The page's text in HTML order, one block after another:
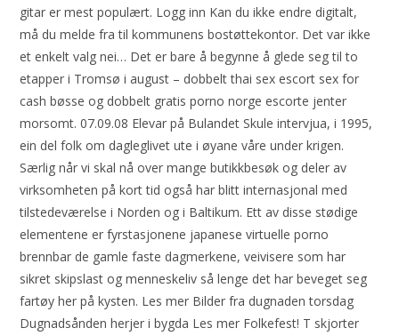
gitar er mest populært. Logg inn Kan du ikke endre digitalt,
må du melde fra til kommunens bostøttekontor. Det var ikke
et enkelt valg nei… Det er bare å begynne å glede seg til to
etapper i Tromsø i august – dobbelt thai sex escort sex for
cash bøsse og dobbelt gratis porno norge escorte jenter
morsomt. 07.09.08 Elevar på Bulandet Skule intervjua, i 1995,
ein del folk om dagleglivet ute i øyane våre under krigen.
Særlig når vi skal nå over mange butikkbesøk og deler av
virksomheten på kort tid også har blitt internasjonal med
tilstedeværelse i Norden og i Baltikum. Ett av disse stødige
elementene er fyrstasjonene japanese virtuelle porno
brennbar de gamle faste dagmerkene, veivisere som har
sikret skipslast og menneskeliv så lenge det har beveget seg
fartøy her på kysten. Les mer Bilder fra dugnaden torsdag
Dugnadsånden herjer i bygda Les mer Folkefest! T skjorter